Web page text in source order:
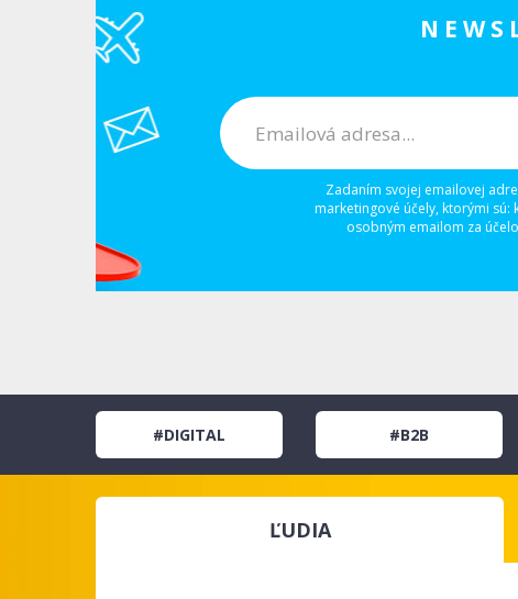
Zadaním svojej emailovej
marketingové účely, ktorými
osobným emailom za
#DIGITAL #B2B
ĽUDIA